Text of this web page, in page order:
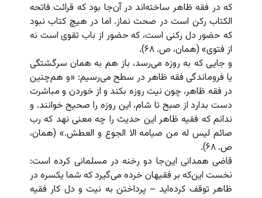
که در فقه ظاهر ساخته‌اند در آن‌جا بود که قرائت فاتحه
الکتاب رکن است در صحت نماز. اما در هیچ کتاب نبود
که حضور دل رکنی است، که حضور از باب تقوی است نه
از فتوی» (همان، ص. ۶۸).
و جایی که به روزه می‌رسد، باز هم به همان سرگشتگی
یا فروماندگی فقه ظاهر در سطح می‌رسیم: «و هم‌‌چنین
در فقه ظاهر، چون نیت روزه بکند و از خوردن و مباشرت
دست بدارد از صبح تا شام، این روزه را صحیح خوانند. و
ندانم که فقیه ظاهر این حدیث را چه معنی نهد که رب
صائم لیس له من صیامه الا الجوع و العطش.» (همان،
ص. ۶۸).
قاضی همدانی این‌جا دو رخنه در مسلمانی کرده است:
نخست این‌که بر فقیهان خرده می‌گیرد که شما یکسره در
ظاهر توقف کرده‌اید – پرداختن به نیت و دل کار فقیه